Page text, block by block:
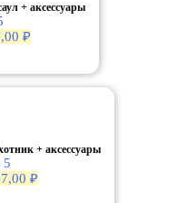
+ аксессуары
₽Текущая
30527,00 ₽.
+ аксессуары
5
₽